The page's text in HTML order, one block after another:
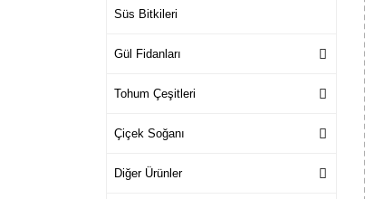
Süs Bitkileri
Gül Fidanları
Tohum Çeşitleri
Çiçek Soğanı
Diğer Ürünler